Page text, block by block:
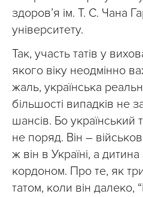
здоров’я ім. Т. С. Чана
університету.
Так, участь татів у
якого віку неодмінно
жаль, українська
більшості випадків не
шансів. Бо український
не поряд. Він –
ж він в Україні, а
кордоном. Про те, як
татом, коли він далеко,